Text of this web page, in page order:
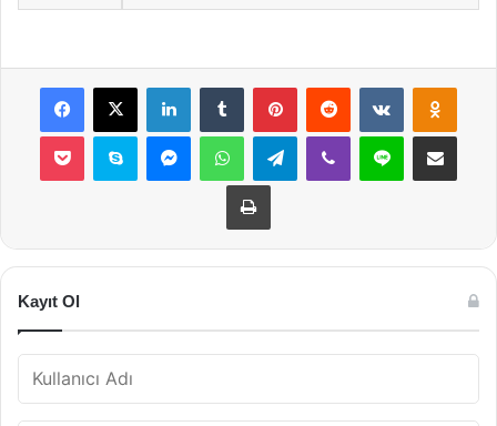
Facebook
X LinkedInTumblr PinterestReddit VKontakte
Pocket Skype MessengerWhatsAppTelegramViber Line E-Posta ile
Yazdır
Kayıt Ol